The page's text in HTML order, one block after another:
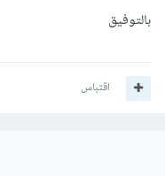
بالتوفيق
اقتباس